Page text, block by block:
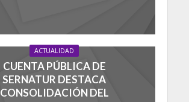
ACTUALIDAD
CUENTA PÚBLICA DE
SERNATUR DESTACA
CONSOLIDACIÓN DEL